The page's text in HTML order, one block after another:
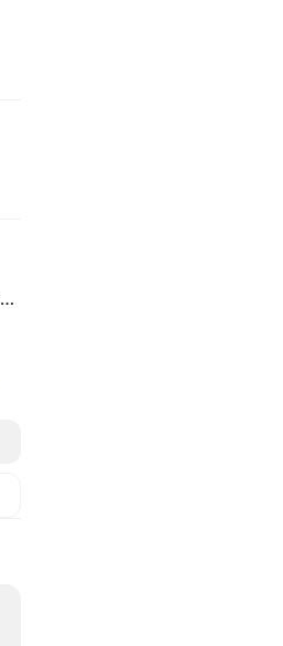
A Morte do Incrível Hulk - 1990 -